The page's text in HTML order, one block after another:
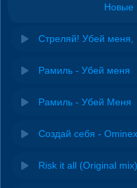
Новые
Стреляй! Убей меня,
Рамиль - Убей меня
Рамиль - Убей Меня
Создай себя - Ominex
Risk it all (Original